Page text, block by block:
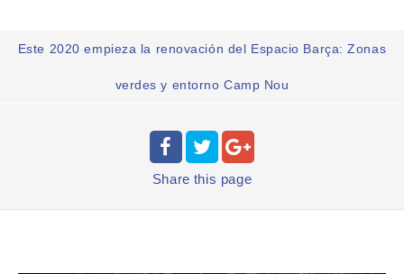
Este 2020 empieza la renovación del Espacio Barça: Zonas
verdes y entorno Camp Nou
Share this page